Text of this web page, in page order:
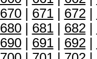
670| 671| 672|
680| 681| 682|
690| 691| 692|